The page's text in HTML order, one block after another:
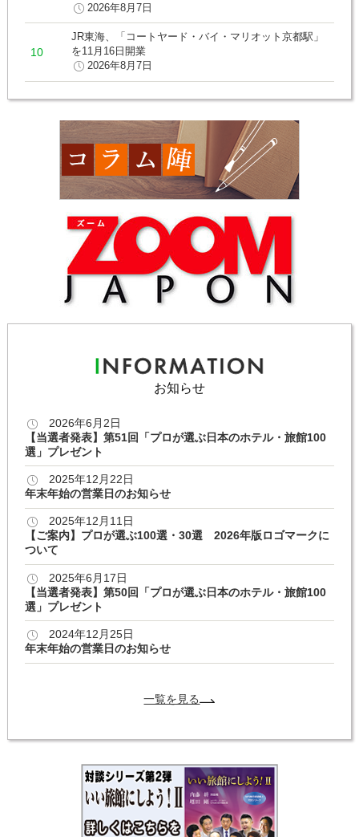
2026年8月7日
JR東海、「コートヤード・バイ・マリオット京都駅」
を11月16日開業
2026年8月7日
お知らせ
2026年6月2日
【当選者発表】第51回「プロが選ぶ日本のホテル・旅館100
選」プレゼント
2025年12月22日
年末年始の営業日のお知らせ
2025年12月11日
【ご案内】プロが選ぶ100選・30選 2026年版ロゴマークに
ついて
2025年6月17日
【当選者発表】第50回「プロが選ぶ日本のホテル・旅館100
選」プレゼント
2024年12月25日
年末年始の営業日のお知らせ
一覧を見る